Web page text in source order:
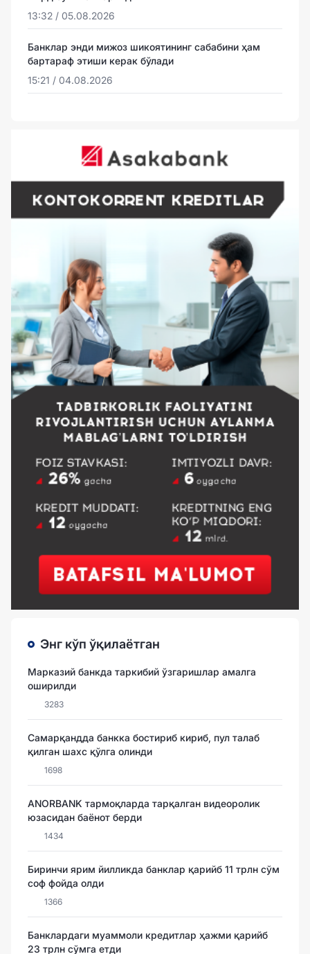
13:32 / 05.08.2026
Банклар энди мижоз шикоятининг сабабини ҳам
бартараф этиши керак бўлади
15:21 / 04.08.2026
Энг кўп ўқилаётган
Марказий банкда таркибий ўзгаришлар амалга
оширилди
3283
Самарқандда банкка бостириб кириб, пул талаб
қилган шахс қўлга олинди
1698
ANORBANK тармоқларда тарқалган видеоролик
юзасидан баёнот берди
1434
Биринчи ярим йилликда банклар қарийб 11 трлн сўм
соф фойда олди
1366
Банклардаги муаммоли кредитлар ҳажми қарийб
23 трлн сўмга етди